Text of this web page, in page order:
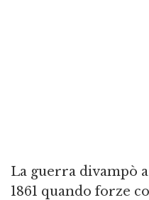
La guerra divampò
1861 quando forze